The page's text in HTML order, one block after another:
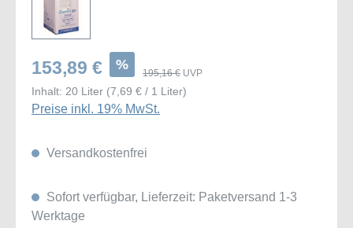
153,89 € %
195,16 € UVP
Inhalt: 20 Liter (7,69 € / 1 Liter)
Preise inkl. 19% MwSt.
Versandkostenfrei
Sofort verfügbar, Lieferzeit: Paketversand 1-3
Werktage